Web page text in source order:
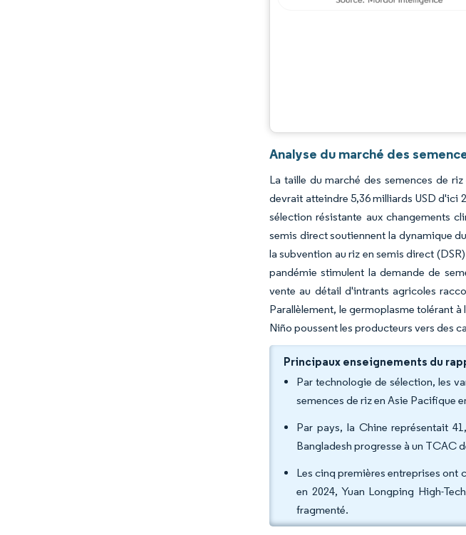
Analyse du marché des
La taille du marché des semences de
devrait atteindre 5,36 milliards USD d'ici
sélection résistante aux changements
semis direct soutiennent la dynamique
la subvention au riz en semis direct
pandémie stimulent la demande de
vente au détail d'intrants agricoles
Parallèlement, le germoplasme tolérant
Niño poussent les producteurs vers des
Principaux enseignements du
Par technologie de sélection, les
semences de riz en Asie Pacifique
Par pays, la Chine représentait
Bangladesh progresse à un TCAC
Les cinq premières entreprises ont
en 2024, Yuan Longping High-
fragmenté.